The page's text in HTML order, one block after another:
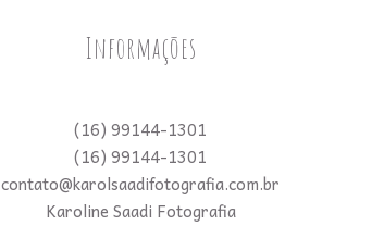
Informações
(16) 99144-1301
(16) 99144-1301
contato@karolsaadifotografia.com.br
Karoline Saadi Fotografia